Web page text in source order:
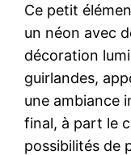
Ce petit
un néon avec
décoration
guirlandes,
une ambiance
final, à part le
possibilités de